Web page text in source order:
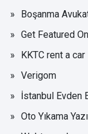
Boşanma
Get Featured
KKTC rent a car
Verigom
İstanbul Evden
Oto Yıkama